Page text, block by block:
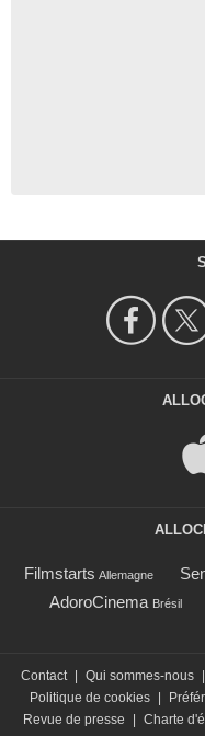
Filmstarts Allemagne
AdoroCinema Brésil
Contact | Qui sommes-nous |
Politique de cookies |
Revue de presse
| Charte